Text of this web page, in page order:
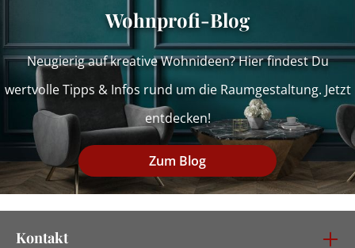
Wohnprofi-Blog
Neugierig auf kreative Wohnideen? Hier findest Du
wertvolle Tipps & Infos rund um die Raumgestaltung. Jetzt
entdecken!
Zum Blog
Kontakt